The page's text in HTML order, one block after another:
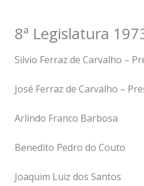
8ª Legislatura
Silvio Ferraz de Carvalho –
José Ferraz de Carvalho –
Arlindo Franco Barbosa
Benedito Pedro do Couto
Joaquim Luiz dos Santos